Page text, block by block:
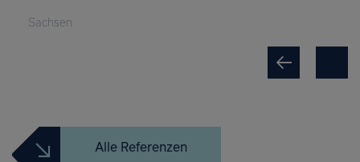
Sachsen
Alle Referenzen